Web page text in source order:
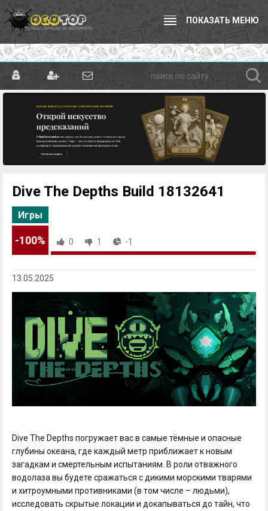
ПОКАЗАТЬ МЕНЮ
Dive The Depths Build 18132641
Игры
-100% 0 1 -1
13.05.2025
Dive The Depths погружает вас в самые тёмные и опасные
глубины океана, где каждый метр приближает к новым
загадкам и смертельным испытаниям. В роли отважного
водолаза вы будете сражаться с дикими морскими тварями
и хитроумными противниками (в том числе – людьми),
исследовать скрытые локации и докапываться до тайн, что